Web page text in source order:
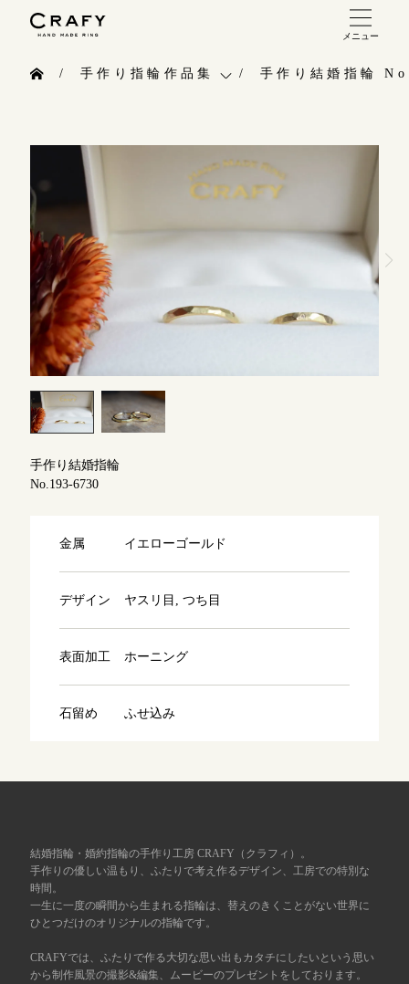
メニュー
指輪制作の流れ
オーダーメイド 結婚指輪・婚約指輪
指輪作品集
インタビュー
工房一覧
よくあるご質問
アフターケア・保証
ブログ
手作り指輪作品集
お客様インタビュー
指輪のハンドメイド・手作り
CRAFYについて
結婚指輪手作り工房のご案内
手作り結婚指輪
手作り結婚指輪
No.193-6730
金属 イエローゴールド
デザイン ヤスリ目, つち目
表面加工 ホーニング
石留め ふせ込み
結婚指輪・婚約指輪の手作り工房 CRAFY（クラフィ）。
手作りの優しい温もり、ふたりで考え作るデザイン、工房での特別な
時間。
一生に一度の瞬間から生まれる指輪は、替えのきくことがない世界に
ひとつだけのオリジナルの指輪です。
CRAFYでは、ふたりで作る大切な思い出もカタチにしたいという思い
から制作風景の撮影&編集、ムービーのプレゼントをしております。
10:00～18:00 /年中無休
年末年始は除く
目黒本店
表参道店
吉祥寺店
川越店 来店ご予約
軽井沢店
広島店 来店ご予約
オーダーメイド